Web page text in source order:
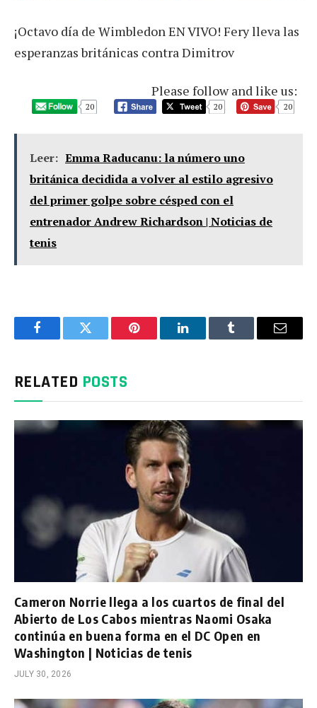
¡Octavo día de Wimbledon EN VIVO! Fery lleva las
esperanzas británicas contra Dimitrov
Please follow and like us:
20 20 20
Leer: Emma Raducanu: la número uno
británica decidida a volver al estilo agresivo
del primer golpe sobre césped con el
entrenador Andrew Richardson | Noticias de
tenis
FacebookTwitter Pinterest LinkedInTumblr Email
RELATED POSTS
Cameron Norrie llega a los cuartos de final del
Abierto de Los Cabos mientras Naomi Osaka
continúa en buena forma en el DC Open en
Washington | Noticias de tenis
JULY 30, 2026